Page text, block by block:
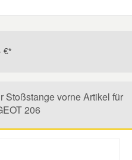
€*
Stoßstange vorne Artikel für
206